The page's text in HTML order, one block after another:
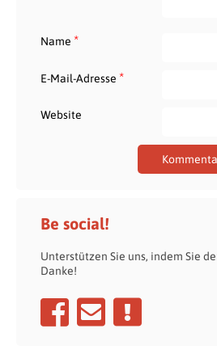
Name *
E-Mail-Adresse *
Website
Be social!
Unterstützen Sie uns, indem Sie
Danke!